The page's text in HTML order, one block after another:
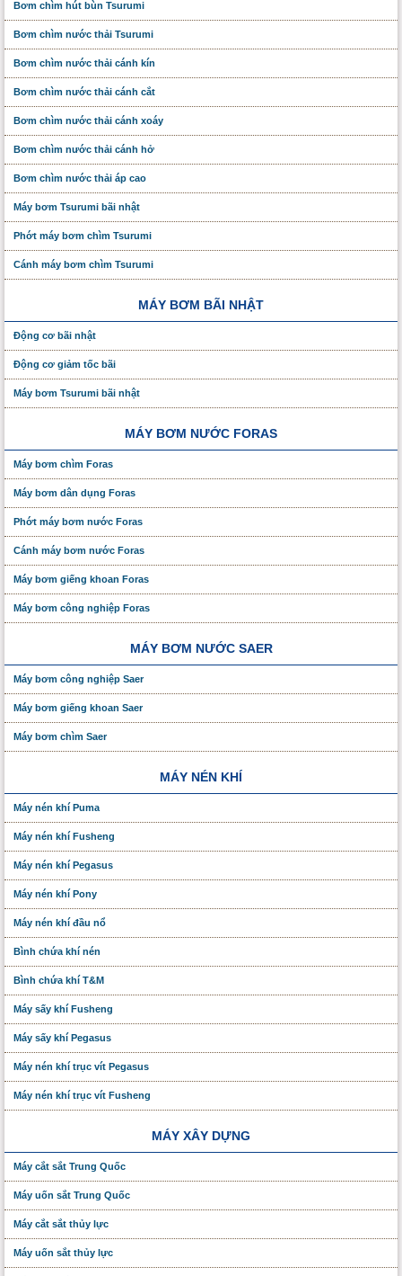
Bơm chìm hút bùn Tsurumi
Bơm chìm nước thải Tsurumi
Bơm chìm nước thải cánh kín
Bơm chìm nước thải cánh cắt
Bơm chìm nước thải cánh xoáy
Bơm chìm nước thải cánh hở
Bơm chìm nước thải áp cao
Máy bơm Tsurumi bãi nhật
Phớt máy bơm chìm Tsurumi
Cánh máy bơm chìm Tsurumi
MÁY BƠM BÃI NHẬT
Động cơ bãi nhật
Động cơ giảm tốc bãi
Máy bơm Tsurumi bãi nhật
MÁY BƠM NƯỚC FORAS
Máy bơm chìm Foras
Máy bơm dân dụng Foras
Phớt máy bơm nước Foras
Cánh máy bơm nước Foras
Máy bơm giếng khoan Foras
Máy bơm công nghiệp Foras
MÁY BƠM NƯỚC SAER
Máy bơm công nghiệp Saer
Máy bơm giếng khoan Saer
Máy bơm chìm Saer
MÁY NÉN KHÍ
Máy nén khí Puma
Máy nén khí Fusheng
Máy nén khí Pegasus
Máy nén khí Pony
Máy nén khí đầu nổ
Bình chứa khí nén
Bình chứa khí T&M
Máy sấy khí Fusheng
Máy sấy khí Pegasus
Máy nén khí trục vít Pegasus
Máy nén khí trục vít Fusheng
MÁY XÂY DỰNG
Máy cắt sắt Trung Quốc
Máy uốn sắt Trung Quốc
Máy cắt sắt thủy lực
Máy uốn sắt thủy lực